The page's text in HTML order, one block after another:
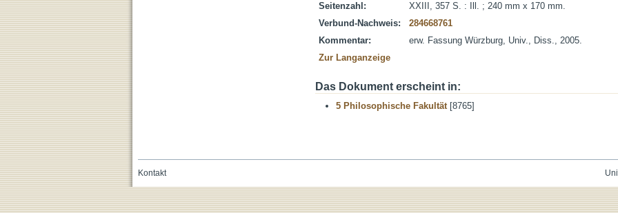
Seitenzahl:
XXIII, 357 S. : Ill. ; 240 mm x 170 mm.
Verbund-Nachweis:
284668761
Kommentar:
erw. Fassung Würzburg, Univ., Diss., 2005.
Zur Langanzeige
Das Dokument erscheint in:
5 Philosophische Fakultät[8765]
Kontakt